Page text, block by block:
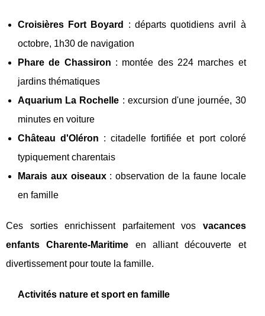
Croisières Fort Boyard
: départs quotidiens avril à
octobre, 1h30 de navigation
Phare de Chassiron : montée des 224 marches et
jardins thématiques
Aquarium La Rochelle : excursion d'une journée, 30
minutes en voiture
Château d'Oléron : citadelle fortifiée et port coloré
typiquement charentais
Marais aux oiseaux: observation de la faune locale
en famille
Ces sorties enrichissent parfaitement vos vacances
enfants Charente-Maritime en alliant découverte et
divertissement pour toute la famille.
Activités nature et sport en famille